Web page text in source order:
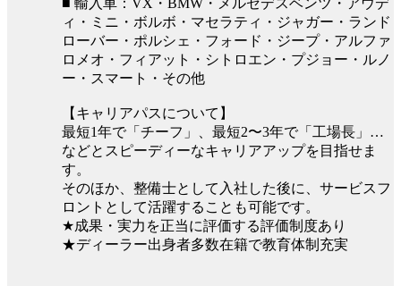
ィ・ミニ・ボルボ・マセラティ・ジャガー・ランド
ローバー・ポルシェ・フォード・ジープ・アルファ
ロメオ・フィアット・シトロエン・プジョー・ルノ
ー・スマート・その他
【キャリアパスについて】
最短1年で「チーフ」、最短2〜3年で「工場長」…
などとスピーディーなキャリアアップを目指せま
す。
そのほか、整備士として入社した後に、サービスフ
ロントとして活躍することも可能です。
★成果・実力を正当に評価する評価制度あり
★ディーラー出身者多数在籍で教育体制充実